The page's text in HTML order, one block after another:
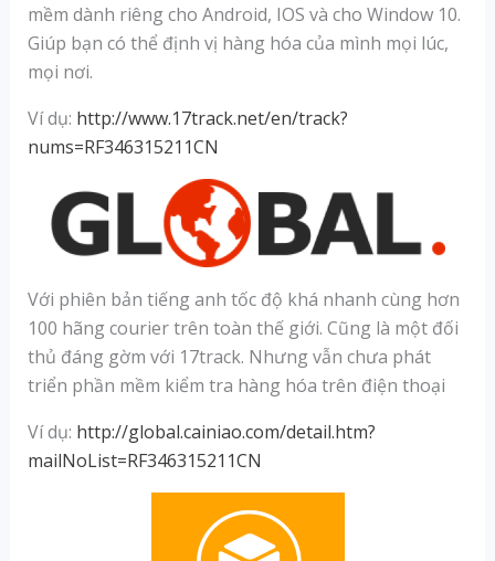
mềm dành riêng cho Android, IOS và cho Window 10.
Giúp bạn có thể định vị hàng hóa của mình mọi lúc,
mọi nơi.
Ví dụ: http://www.17track.net/en/track?
nums=RF346315211CN
Với phiên bản tiếng anh tốc độ khá nhanh cùng hơn
100 hãng courier trên toàn thế giới. Cũng là một đối
thủ đáng gờm với 17track. Nhưng vẫn chưa phát
triển phần mềm kiểm tra hàng hóa trên điện thoại
Ví dụ: http://global.cainiao.com/detail.htm?
mailNoList=RF346315211CN